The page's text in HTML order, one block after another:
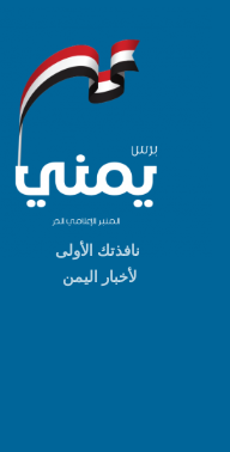
نافذتك الأولى
لأخبار اليمن